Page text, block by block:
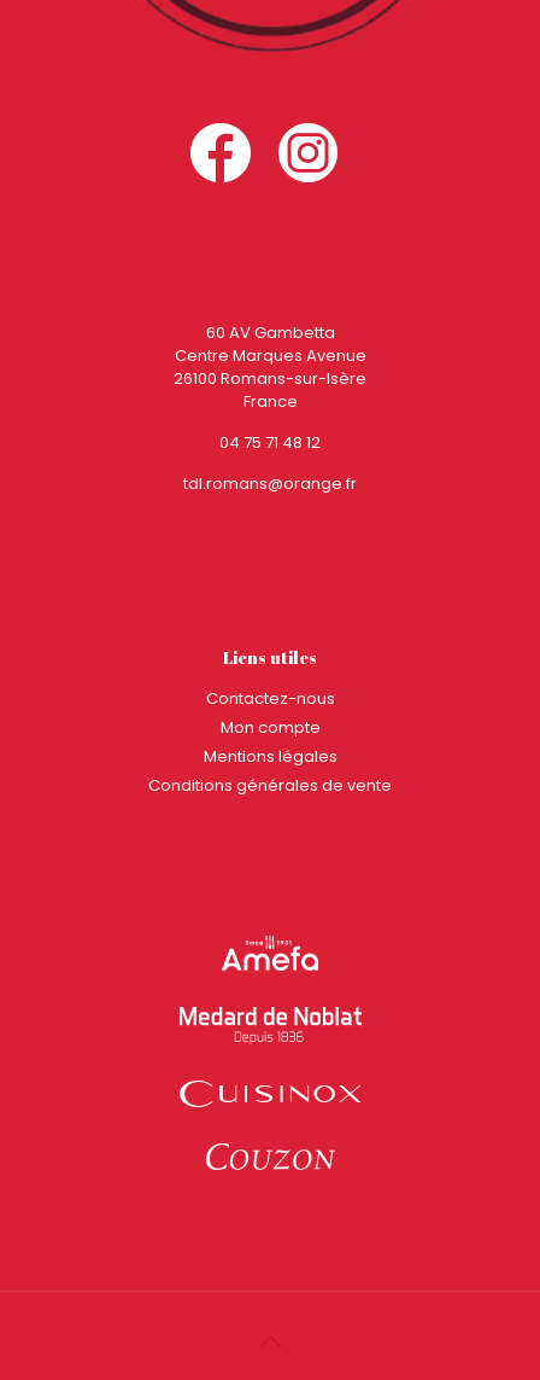
60 AV Gambetta
Centre Marques Avenue
26100 Romans-sur-Isère
France
04 75 71 48 12
tdl.romans@orange.fr
Liens utiles
Contactez-nous
Mon compte
Mentions légales
Conditions générales de vente